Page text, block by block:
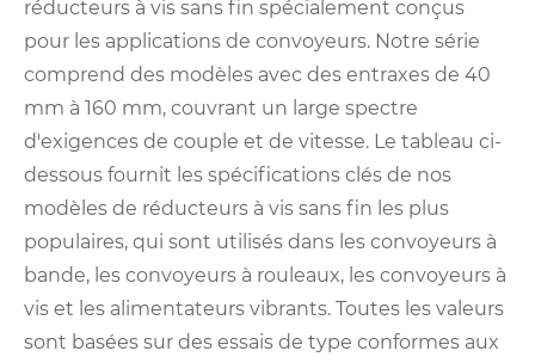
réducteurs à vis sans fin spécialement conçus
pour les applications de convoyeurs. Notre série
comprend des modèles avec des entraxes de 40
mm à 160 mm, couvrant un large spectre
d'exigences de couple et de vitesse. Le tableau ci-
dessous fournit les spécifications clés de nos
modèles de réducteurs à vis sans fin les plus
populaires, qui sont utilisés dans les convoyeurs à
bande, les convoyeurs à rouleaux, les convoyeurs à
vis et les alimentateurs vibrants. Toutes les valeurs
sont basées sur des essais de type conformes aux